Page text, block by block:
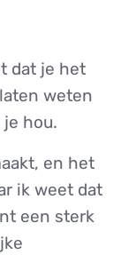
dat je het
weten
hou.
en het
ik weet dat
een sterk